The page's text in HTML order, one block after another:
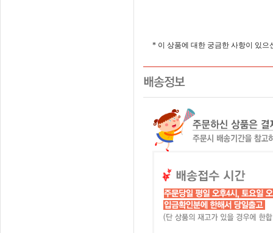
* 이 상품에 대한 궁금한 사항이 있